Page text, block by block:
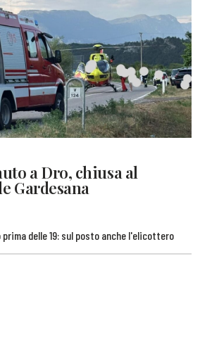
a Dro, chiusa al
Gardesana
delle 19: sul posto anche l'elicottero